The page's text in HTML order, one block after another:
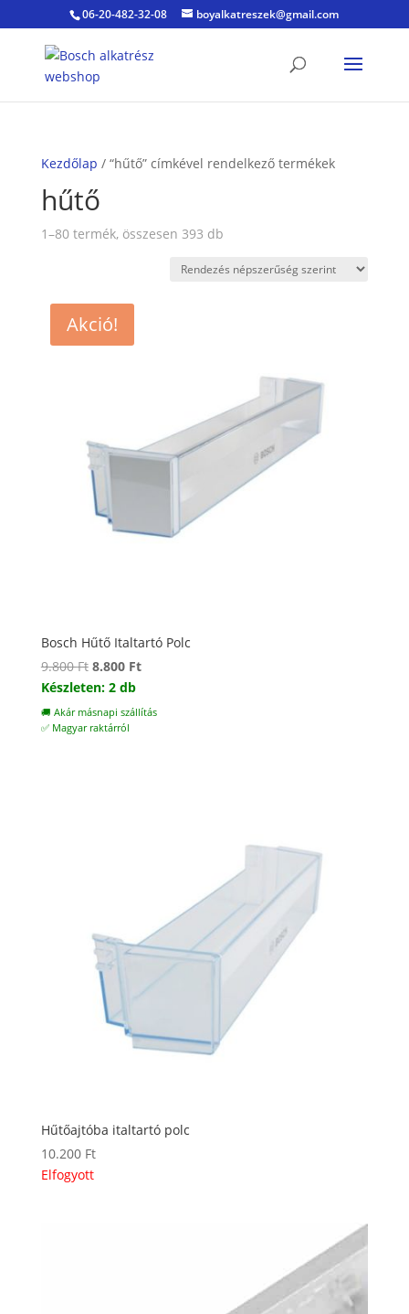
06-20-482-32-08 boyalkatreszek@gmail.com
Kezdőlap / “hűtő” címkével rendelkező termékek
hűtő
1–80 termék, összesen 393 dbSorted
popularity
Akció!
Bosch Hűtő Italtartó Polc
9.800Ft Original
price
was:
9.800 Ft.
8.800 FtCurrent
is:
Készleten: 2 db
🚚 Akár másnapi szállítás
✅ Magyar raktárról
Hűtőajtóba italtartó polc
10.200 Ft
Elfogyott